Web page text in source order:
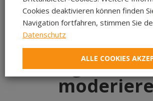
begleiten
Cookies deaktivieren können finden
Navigation fortfahren, stimmen Sie
Datenschutz
ALLE COOKIES